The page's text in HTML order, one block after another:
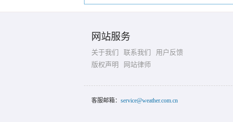
网站服务
关于我们 联系我们
用户反馈
版权声明
网站律师
客服邮箱： service@weather.com.cn